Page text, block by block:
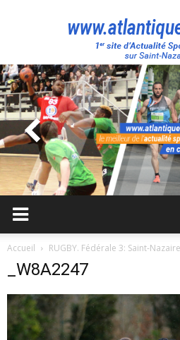
Accueil RUGBY. Fédérale 3: Saint-
_W8A2247